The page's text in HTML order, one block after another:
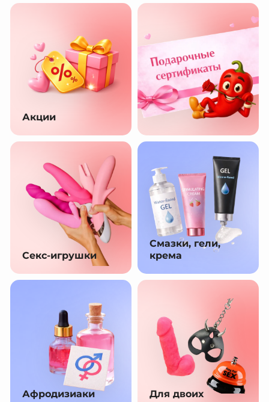
Акции
Секс-игрушки
Смазки, гели,
крема
Афродизиаки Для двоих